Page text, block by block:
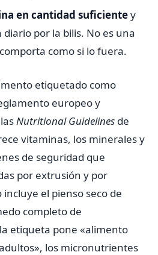
en cantidad suficientey
por la bilis. No es una
como si lo fuera.
etiquetado como
europeo y
Nutritional Guidelines de
vitaminas, los minerales y
de seguridad que
por extrusión y por
el pienso seco de
completo de
etiqueta pone «alimento
los micronutrientes